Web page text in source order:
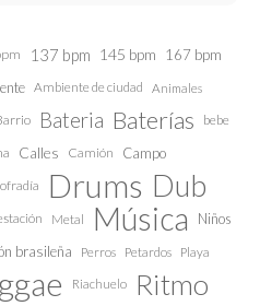
137 bpm 145 bpm 167 bpm
Ambiente de ciudad Animales
Bateria Baterías bebe
Calles Camión Campo
Drums Dub
Metal Música
Niños
brasileña Perros Petardos Playa
Riachuelo Ritmo